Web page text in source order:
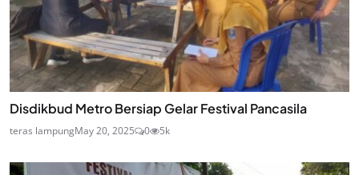
Disdikbud Metro Bersiap Gelar Festival Pancasila
teras lampungMay 20, 2025 0 5k